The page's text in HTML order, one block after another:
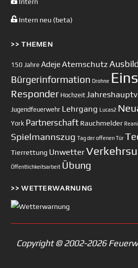
Intern neu (beta)
>> THEMEN
150 Jahre AdejeAtemschutz
Bürgerinformation Drohne
Responder Hochzeit
Jugendfeuerwehr Lehrgang Lucas2
York Partnerschaft Rauchmelder
Spielmannszug Tag der offenen Tür
Tierrettung Unwetter
Öffentlichkeitsarbeit Übung
>> WETTERWARNUNG
Copyright © 2002-2026